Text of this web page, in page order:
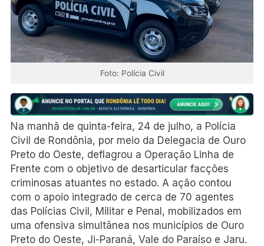
Foto: Polícia Civil
Na manhã de quinta-feira, 24 de julho, a Polícia
Civil de Rondônia, por meio da Delegacia de Ouro
Preto do Oeste, deflagrou a Operação Linha de
Frente com o objetivo de desarticular facções
criminosas atuantes no estado. A ação contou
com o apoio integrado de cerca de 70 agentes
das Polícias Civil, Militar e Penal, mobilizados em
uma ofensiva simultânea nos municípios de Ouro
Preto do Oeste, Ji-Paraná, Vale do Paraíso e Jaru.